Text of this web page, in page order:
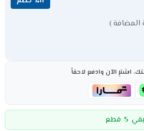
)
اشترِ الآن وادفع لاحقاً
5 قطع